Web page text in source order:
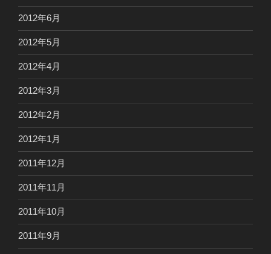
2012年6月
2012年5月
2012年4月
2012年3月
2012年2月
2012年1月
2011年12月
2011年11月
2011年10月
2011年9月